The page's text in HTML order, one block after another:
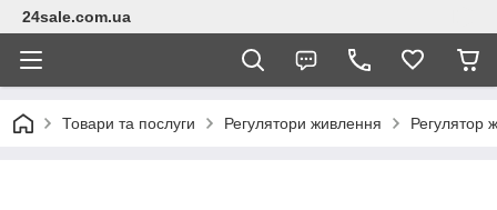
24sale.com.ua
Товари та послуги Регулятори живлення Регулятор